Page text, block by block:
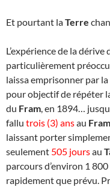
Et pourtant laTerre
L’expérience de la dérive
particulièrement
laissa emprisonner par
pour objectif de répéter
du Fram, en 1894…
fallu trois (3) ansau Fram
laissant porter
seulement 505 joursau
parcours d’environ 1
rapidement que prévu.